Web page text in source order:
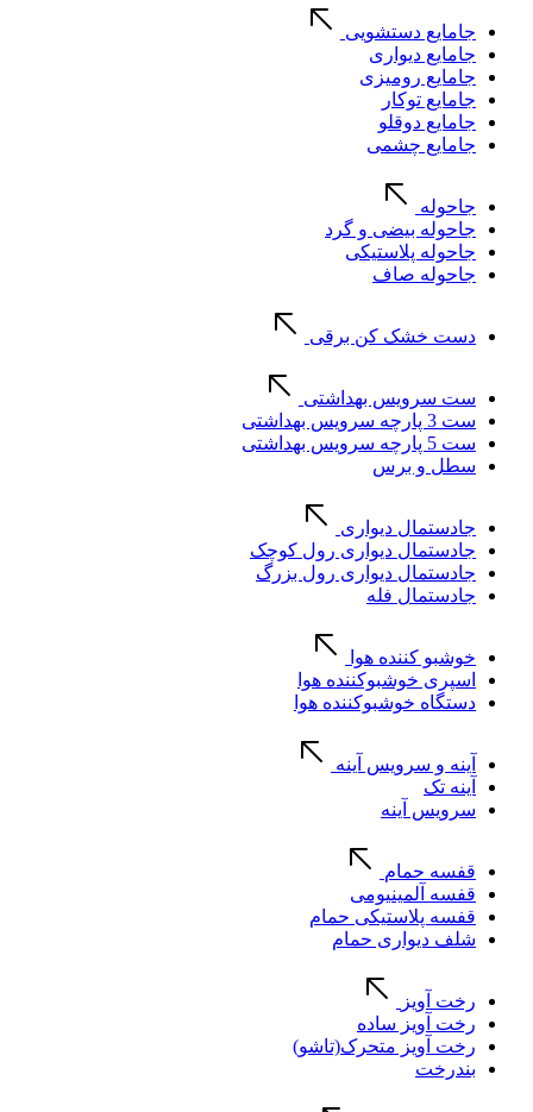
جامایع دستشویی
جامایع دیواری
جامایع رومیزی
جامایع توکار
جامایع دوقلو
جامایع چشمی
جاحوله
جاحوله بیضی و گرد
جاحوله پلاستیکی
جاحوله صاف
دست خشک کن برقی
ست سرویس بهداشتی
ست 3 پارچه سرویس بهداشتی
ست 5 پارچه سرویس بهداشتی
سطل و برس
جادستمال دیواری
جادستمال دیواری رول کوچک
جادستمال دیواری رول بزرگ
جادستمال فله
خوشبو کننده هوا
اسپری خوشبوکننده هوا
دستگاه خوشبوکننده هوا
آینه و سرویس آینه
آینه تک
سرویس آینه
قفسه حمام
قفسه آلمینیومی
قفسه پلاستیکی حمام
شلف دیواری حمام
رخت آویز
رخت آویز ساده
رخت آویز متحرک(تاشو)
بندرخت